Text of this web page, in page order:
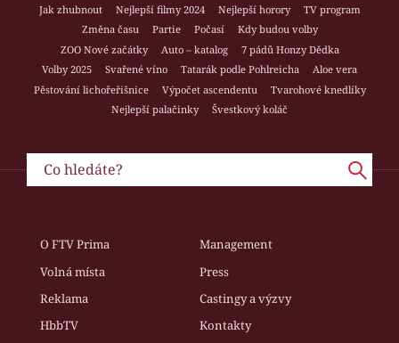
Jak zhubnout Nejlepší filmy 2024 Nejlepší horory
TV program
Změna času
Partie Počasí
Kdy budou volby
ZOO Nové začátky
Auto – katalog
7 pádů Honzy Dědka
Volby 2025
Svařené víno Tatarák podle Pohlreicha
Aloe vera
Pěstování lichořeřišnice
Výpočet ascendentu
Tvarohové knedlíky
Nejlepší palačinky
Švestkový koláč
O FTV Prima
Management
Volná místa
Press
Reklama
Castingy a výzvy
HbbTV
Kontakty